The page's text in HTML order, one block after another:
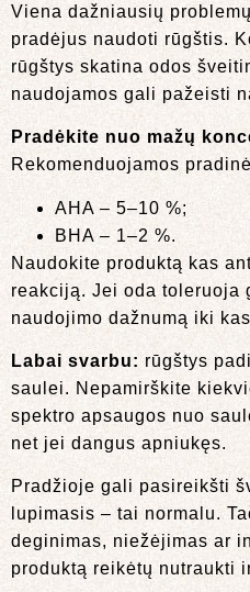
Viena dažniausių
pradėjus naudoti rūgštis.
rūgštys skatina odos
naudojamos gali pažeisti
Pradėkite nuo mažų
Rekomenduojamos
AHA – 5–10 %;
BHA – 1–2 %.
Naudokite produktą kas
reakciją. Jei oda
naudojimo dažnumą iki
Labai svarbu: rūgštys
saulei. Nepamirškite
spektro apsaugos nuo
net jei dangus apniukęs.
Pradžioje gali pasireikšti
lupimasis – tai normalu.
deginimas, niežėjimas ar
produktą reikėtų nutraukti